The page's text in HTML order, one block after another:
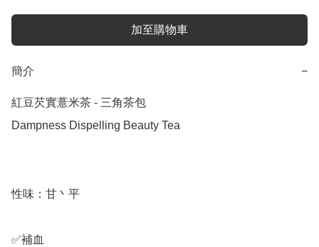
加至購物車
簡介 −
紅豆芡實薏米茶 - 三角茶包
Dampness Dispelling Beauty Tea
性味：甘丶平
✅補血